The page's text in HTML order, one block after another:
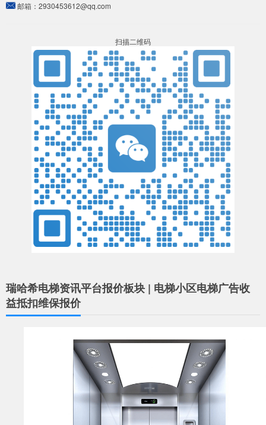
邮箱： 2930453612@qq.com
扫描二维码
瑞哈希电梯资讯平台报价板块 | 电梯小区电梯广告收
益抵扣维保报价